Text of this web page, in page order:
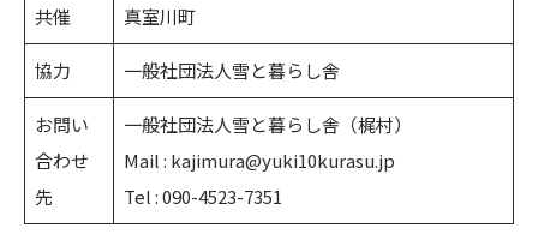
共催 真室川町
協力 一般社団法人雪と暮らし舎
お問い
合わせ
先
一般社団法人雪と暮らし舎（梶村）
Mail : kajimura@yuki10kurasu.jp
Tel : 090-4523-7351